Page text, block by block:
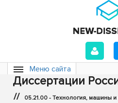
Меню сайта
Диссертации
// 05.21.00 - Технология, машины